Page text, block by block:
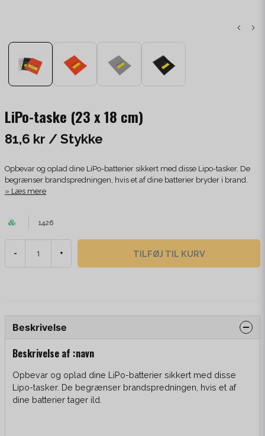
LiPo-taske (23 x 18 cm)
81,6 kr / Stykke
Opbevar og oplad dine LiPo-batterier sikkert med disse Lipo-tasker. De
begrænser brandspredningen, hvis et af dine batterier bryder i brand.
Læs mere
1426
- + TILFØJ TIL KURV
Beskrivelse
Beskrivelse af :navn
Opbevar og oplad dine LiPo-batterier sikkert med disse
Lipo-tasker. De begrænser brandspredningen, hvis et af
dine batterier tager ild.